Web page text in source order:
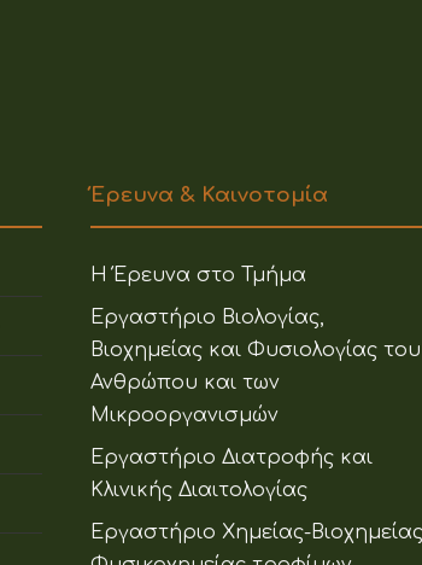
Έρευνα & Καινοτομία
Η Έρευνα στο Τμήμα
Εργαστήριο Βιολογίας,
Βιοχημείας και Φυσιολογίας του
Ανθρώπου και των
Μικροοργανισμών
Εργαστήριο Διατροφής και
Κλινικής Διαιτολογίας
Εργαστήριο Χημείας-